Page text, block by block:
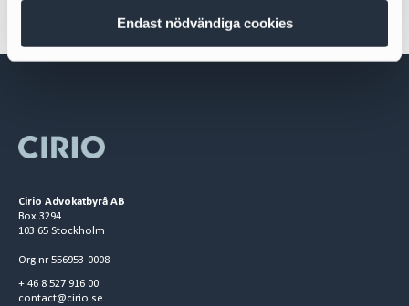
Endast nödvändiga cookies
Cirio Advokatbyrå AB
Box 3294
103 65 Stockholm
Org.nr 556953-0008
+ 46 8 527 916 00
contact@cirio.se